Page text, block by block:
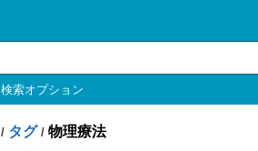
検索オプション
/ タグ / 物理療法